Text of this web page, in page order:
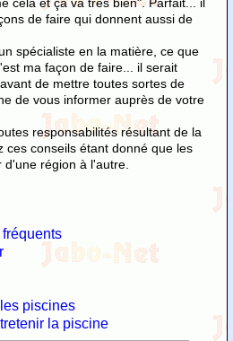
de faire qui donnent aussi de
spécialiste en la matière, ce que
ma façon de faire... il serait
de mettre toutes sortes de
de vous informer auprès de votre
responsabilités résultant de la
ces conseils étant donné que les
région à l'autre.
piscines
la piscine